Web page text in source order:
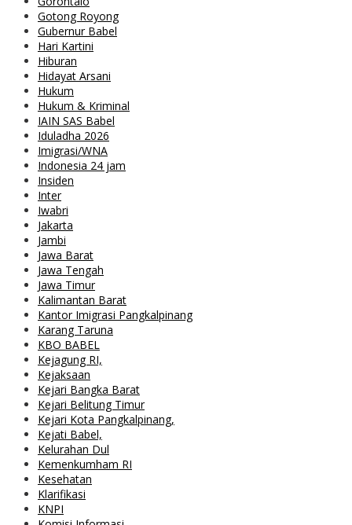
Gotong Royong
Gubernur Babel
Hari Kartini
Hiburan
Hidayat Arsani
Hukum
Hukum & Kriminal
IAIN SAS Babel
Iduladha 2026
Imigrasi/WNA
Indonesia 24 jam
Insiden
Inter
Iwabri
Jakarta
Jambi
Jawa Barat
Jawa Tengah
Jawa Timur
Kalimantan Barat
Kantor Imigrasi Pangkalpinang
Karang Taruna
KBO BABEL
Kejagung RI,
Kejaksaan
Kejari Bangka Barat
Kejari Belitung Timur
Kejari Kota Pangkalpinang,
Kejati Babel,
Kelurahan Dul
Kemenkumham RI
Kesehatan
Klarifikasi
KNPI